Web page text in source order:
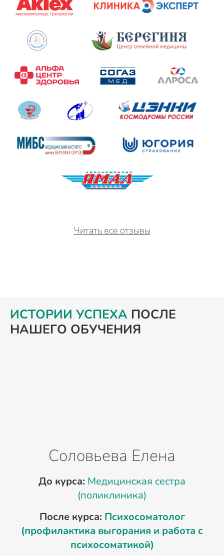
Читать все отзывы
ИСТОРИИ УСПЕХА ПОСЛЕ
НАШЕГО ОБУЧЕНИЯ
Соловьева Елена
До курса: Медицинская сестра
(поликлиника)
После курса: Психосоматолог
(профилактика выгорания и работа с
психосоматикой)